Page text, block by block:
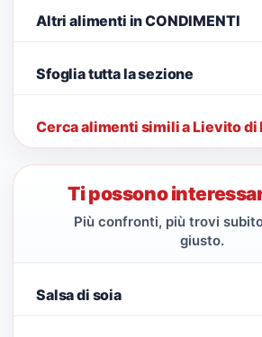
Altri alimenti in CONDIMENTI
Sfoglia tutta la sezione
Cerca alimenti simili a Lievito di
Ti possono
Più confronti, più trovi
giusto.
Salsa di soia